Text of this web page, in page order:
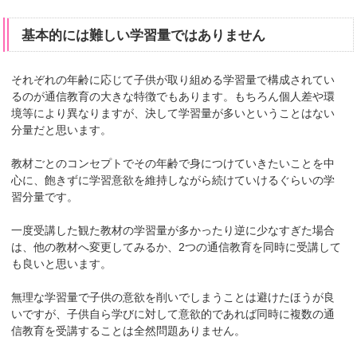
基本的には難しい学習量ではありません
それぞれの年齢に応じて子供が取り組める学習量で構成されてい
るのが通信教育の大きな特徴でもあります。もちろん個人差や環
境等により異なりますが、決して学習量が多いということはない
分量だと思います。
教材ごとのコンセプトでその年齢で身につけていきたいことを中
心に、飽きずに学習意欲を維持しながら続けていけるぐらいの学
習分量です。
一度受講した観た教材の学習量が多かったり逆に少なすぎた場合
は、他の教材へ変更してみるか、2つの通信教育を同時に受講して
も良いと思います。
無理な学習量で子供の意欲を削いでしまうことは避けたほうが良
いですが、子供自ら学びに対して意欲的であれば同時に複数の通
信教育を受講することは全然問題ありません。